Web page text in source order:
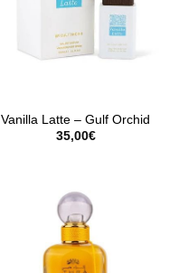
Vanilla Latte – Gulf Orchid
35,00€